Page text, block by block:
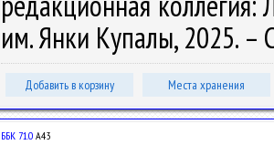
им. Янки Купалы, 2025. –
Добавить в корзину Места хранения
ББК 71.0 А43